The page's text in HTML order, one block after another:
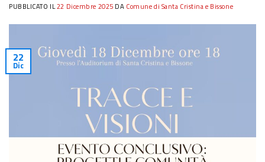
PUBBLICATO IL22 Dicembre 2025 DA Comune di Santa Cristina e Bissone
22
Dic